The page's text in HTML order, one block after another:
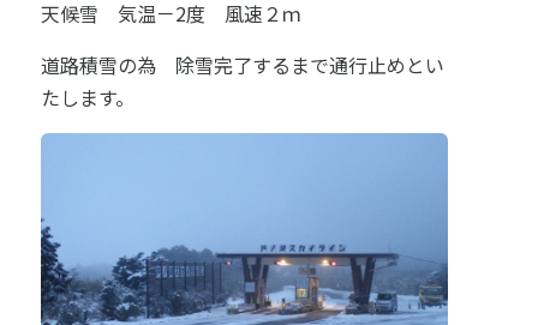
天候雪 気温－2度 風速２ｍ
道路積雪の為 除雪完了するまで通行止めとい
たします。